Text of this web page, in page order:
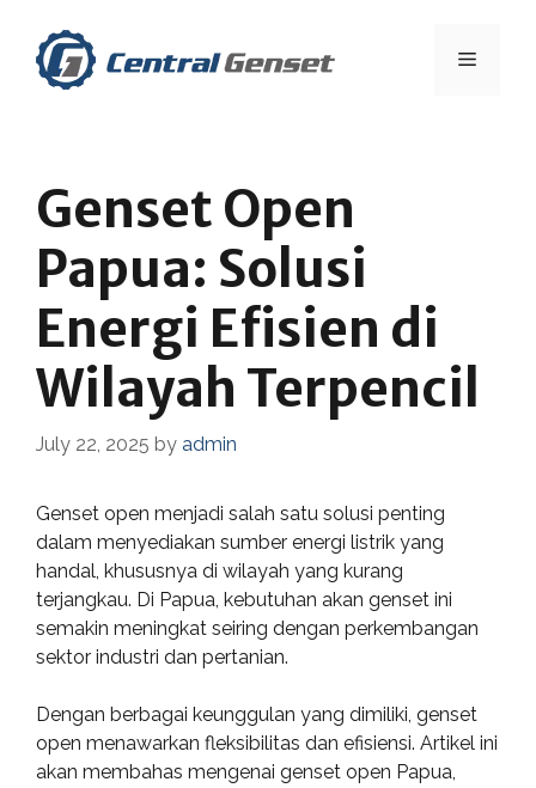
content
Menu
Genset Open
Papua: Solusi
Energi Efisien di
Wilayah Terpencil
July 22, 2025 by admin
Genset open menjadi salah satu solusi penting
dalam menyediakan sumber energi listrik yang
handal, khususnya di wilayah yang kurang
terjangkau. Di Papua, kebutuhan akan genset ini
semakin meningkat seiring dengan perkembangan
sektor industri dan pertanian.
Dengan berbagai keunggulan yang dimiliki, genset
open menawarkan fleksibilitas dan efisiensi. Artikel ini
akan membahas mengenai genset open Papua,